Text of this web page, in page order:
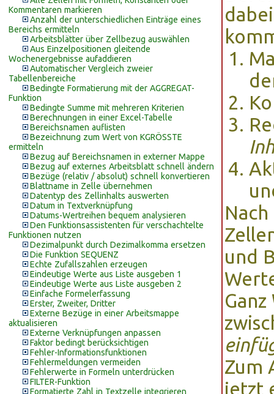
Kommentaren markieren
Anzahl der unterschiedlichen Einträge eines
Bereichs ermitteln
Arbeitsblätter über Zellbezug auswählen
Aus Einzelpositionen gleitende
Wochenergebnisse aufaddieren
Automatischer Vergleich zweier
Tabellenbereiche
Bedingte Formatierung mit der AGGREGAT-
Funktion
Bedingte Summe mit mehreren Kriterien
Berechnungen in einer Excel-Tabelle
Bereichsnamen auflisten
Bezeichnung zum Wert von KGRÖSSTE
ermitteln
Bezug auf Bereichsnamen in externer Mappe
Bezug auf externes Arbeitsblatt schnell ändern
Bezüge (relativ / absolut) schnell konvertieren
Blattname in Zelle übernehmen
Datentyp des Zellinhalts auswerten
Datum in Textverknüpfung
Datums-Wertreihen bequem analysieren
Den Funktionsassistenten für verschachtelte
Funktionen nutzen
Dezimalpunkt durch Dezimalkomma ersetzen
Die Funktion SEQUENZ
Echte Zufallszahlen erzeugen
Eindeutige Werte aus Liste ausgeben 1
Eindeutige Werte aus Liste ausgeben 2
Einfache Formelerfassung
Erster, Zweiter, Dritter
Externe Bezüge in einer Arbeitsmappe
aktualisieren
Externe Verknüpfungen anpassen
Faktor bedingt berücksichtigen
Fehler-Informationsfunktionen
Fehlermeldungen vermeiden
Fehlerwerte in Formeln unterdrücken
FILTER-Funktion
Formatierte Zahl in Textzelle integrieren
und
Zum
jetzt